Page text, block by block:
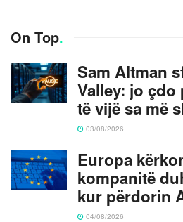
On Top.
Sam Altman
Valley: jo
të vijë sa më
03/08/2026
Europa
kompanitë
kur përdorin
04/08/2026